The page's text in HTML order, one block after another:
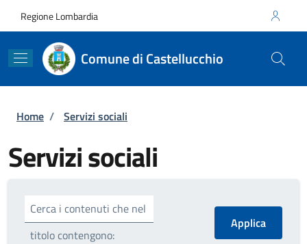
Regione Lombardia
Comune di Castellucchio
Briciole di pane
Home / Servizi sociali
Servizi sociali
Cerca i contenuti che nel
titolo contengono: